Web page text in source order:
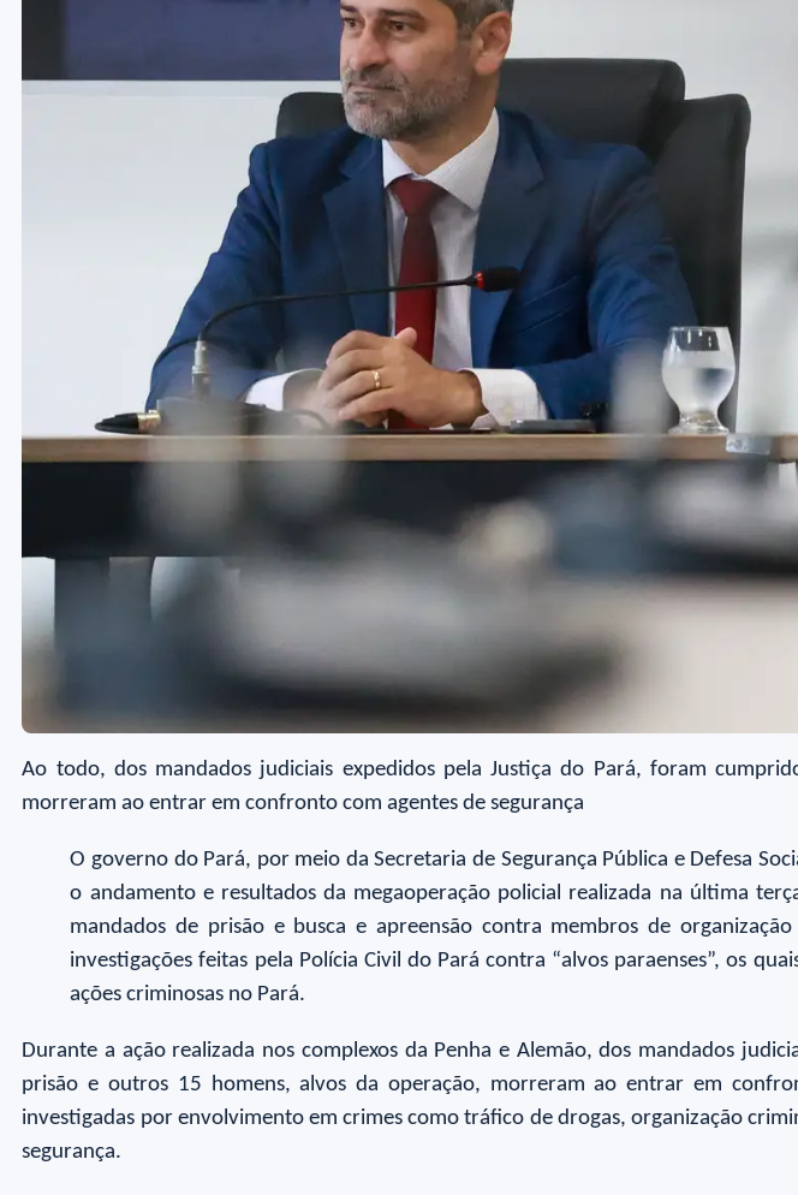
Ao todo, dos mandados judiciais expedidos pela Justiça do Pará, foram
morreram ao entrar em confronto com agentes de segurança
O governo do Pará, por meio da Secretaria de Segurança Pública e Defesa
o andamento e resultados da megaoperação policial realizada na última
mandados de prisão e busca e apreensão contra membros de
investigações feitas pela Polícia Civil do Pará contra “alvos paraenses”, os
ações criminosas no Pará.
Durante a ação realizada nos complexos da Penha e Alemão, dos mandados
prisão e outros 15 homens, alvos da operação, morreram ao entrar em
investigadas por envolvimento em crimes como tráfico de drogas, organização
segurança.